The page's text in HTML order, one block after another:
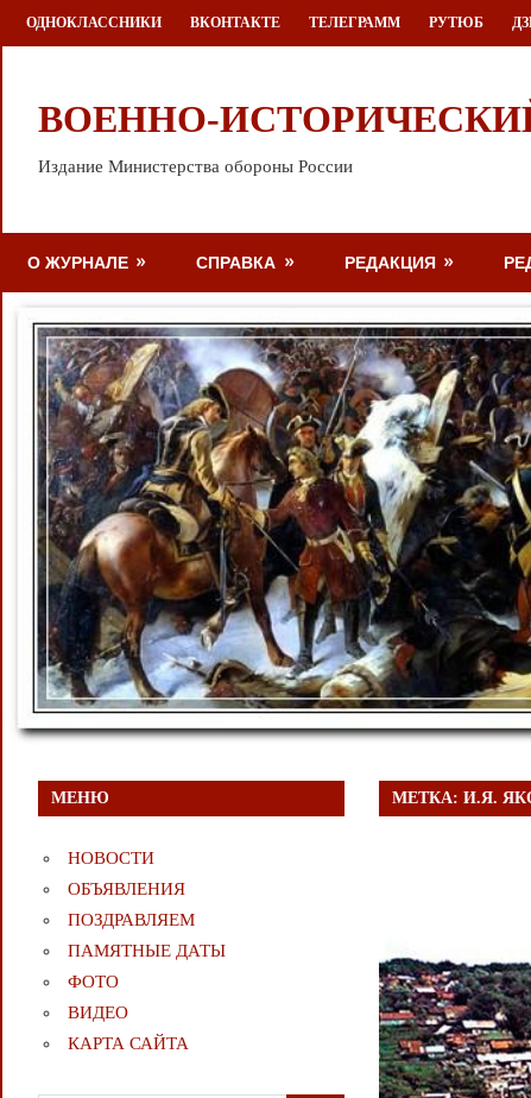
Перейти
к
ОДНОКЛАССНИКИ ВКОНТАКТЕ ТЕЛЕГРАММ РУТЮБ
ВОЕННО-
Издание Министерства обороны России
О ЖУРНАЛЕ СПРАВКА РЕДАКЦИЯ
МЕТКА:И.Я.
МЕНЮ
НОВОСТИ
ОБЪЯВЛЕНИЯ
ПОЗДРАВЛЯЕМ
ПАМЯТНЫЕ ДАТЫ
ФОТО
ВИДЕО
КАРТА САЙТА